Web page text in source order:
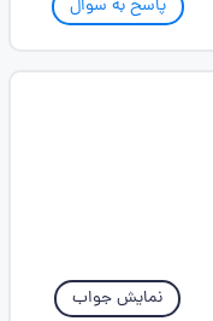
پاسخ به سوال
نمایش جواب